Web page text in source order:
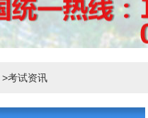
>考试资讯